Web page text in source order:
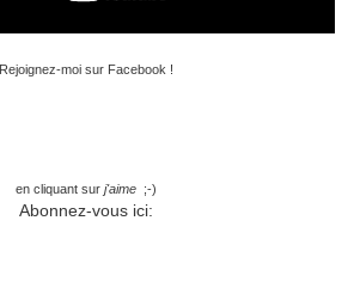
Rejoignez-moi sur Facebook !
en cliquant sur j'aime ;-)
Abonnez-vous ici: